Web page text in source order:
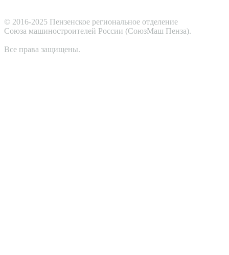
© 2016-2025 Пензенское региональное отделение
Cоюза машиностроителей России (СоюзМаш Пенза).
Все права защищены.